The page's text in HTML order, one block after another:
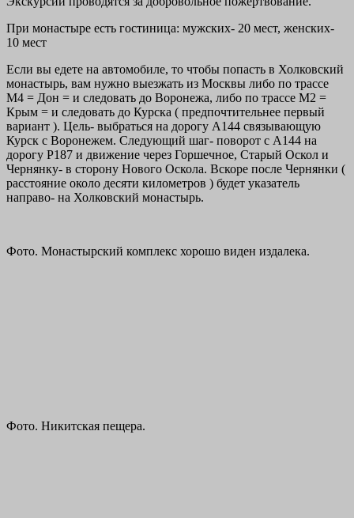
При монастыре есть гостиница: мужских- 20 мест, женских-
10 мест
Если вы едете на автомобиле, то чтобы попасть в Холковский
монастырь, вам нужно выезжать из Москвы либо по трассе
М4 = Дон = и следовать до Воронежа, либо по трассе М2 =
Крым = и следовать до Курска ( предпочтительнее первый
вариант ). Цель- выбраться на дорогу А144 связывающую
Курск с Воронежем. Следующий шаг- поворот с А144 на
дорогу Р187 и движение через Горшечное, Старый Оскол и
Чернянку- в сторону Нового Оскола. Вскоре после Чернянки (
расстояние около десяти километров ) будет указатель
направо- на Холковский монастырь.
Фото. Монастырский комплекс хорошо виден издалека.
Фото. Никитская пещера.